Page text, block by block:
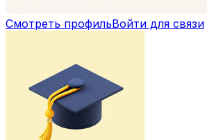
Смотреть профильВойти для связи